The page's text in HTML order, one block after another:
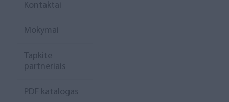
Kontaktai
Mokymai
Tapkite
partneriais
PDF katalogas